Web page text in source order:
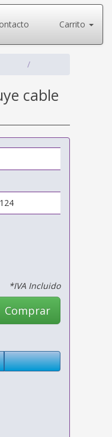
Carrito
cable
*IVA Incluido
Comprar